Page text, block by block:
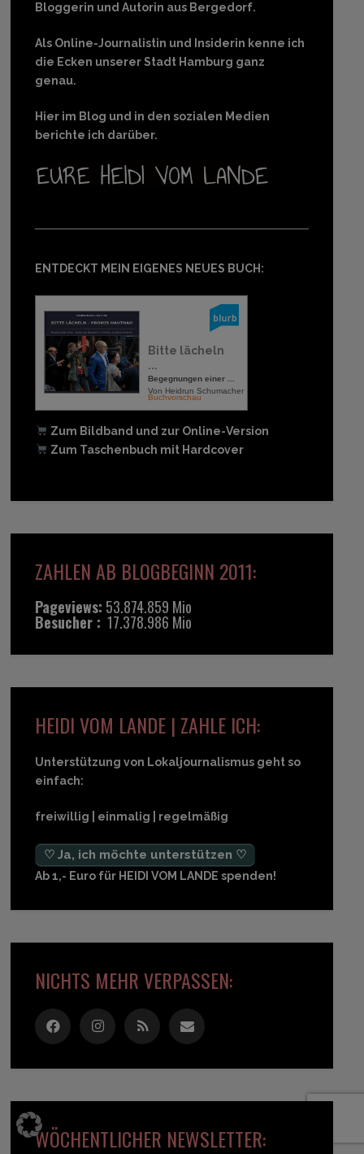
Bloggerin und Autorin aus Bergedorf.
Als Online-Journalistin und Insiderin kenne ich
die Ecken unserer Stadt Hamburg ganz
genau.
Hier im Blog und in den sozialen Medien
berichte ich darüber.
ENTDECKT MEIN EIGENES NEUES BUCH:
Bitte lächeln
...
Begegnungen einer ...
Von Heidrun Schumacher
Buchvorschau
Zum Bildband und zur Online-Version
Zum Taschenbuch mit Hardcover
ZAHLEN AB BLOGBEGINN 2011:
Pageviews: 53.874.859 Mio
Besucher : 17.378.986 Mio
HEIDI VOM LANDE | ZAHLE ICH:
Unterstützung von Lokaljournalismus geht so
einfach:
freiwillig | einmalig | regelmäßig
♡ Ja, ich möchte unterstützen ♡
Ab 1,- Euro für HEIDI VOM LANDE spenden!
NICHTS MEHR VERPASSEN:
WÖCHENTLICHER NEWSLETTER: